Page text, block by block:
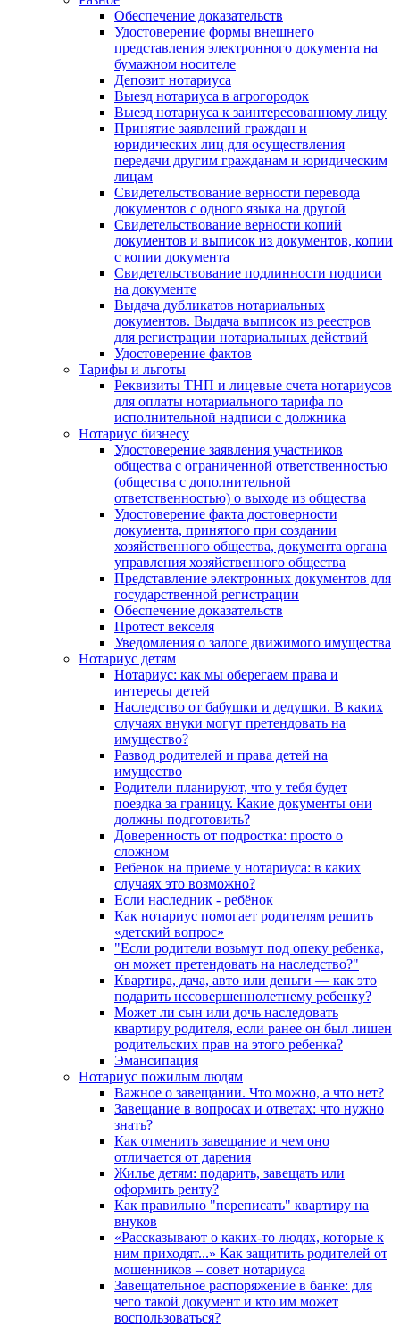
Обеспечение доказательств
Удостоверение формы внешнего
представления электронного документа на
бумажном носителе
Депозит нотариуса
Выезд нотариуса в агрогородок
Выезд нотариуса к заинтересованному лицу
Принятие заявлений граждан и
юридических лиц для осуществления
передачи другим гражданам и юридическим
лицам
Свидетельствование верности перевода
документов с одного языка на другой
Свидетельствование верности копий
документов и выписок из документов, копии
с копии документа
Свидетельствование подлинности подписи
на документе
Выдача дубликатов нотариальных
документов. Выдача выписок из реестров
для регистрации нотариальных действий
Удостоверение фактов
Тарифы и льготы
Реквизиты ТНП и лицевые счета нотариусов
для оплаты нотариального тарифа по
исполнительной надписи с должника
Нотариус бизнесу
Удостоверение заявления участников
общества с ограниченной ответственностью
(общества с дополнительной
ответственностью) о выходе из общества
Удостоверение факта достоверности
документа, принятого при создании
хозяйственного общества, документа органа
управления хозяйственного общества
Представление электронных документов для
государственной регистрации
Обеспечение доказательств
Протест векселя
Уведомления о залоге движимого имущества
Нотариус детям
Нотариус: как мы оберегаем права и
интересы детей
Наследство от бабушки и дедушки. В каких
случаях внуки могут претендовать на
имущество?
Развод родителей и права детей на
имущество
Родители планируют, что у тебя будет
поездка за границу. Какие документы они
должны подготовить?
Доверенность от подростка: просто о
сложном
Ребенок на приеме у нотариуса: в каких
случаях это возможно?
Если наследник - ребёнок
Как нотариус помогает родителям решить
«детский вопрос»
"Если родители возьмут под опеку ребенка,
он может претендовать на наследство?"
Квартира, дача, авто или деньги — как это
подарить несовершеннолетнему ребенку?
Может ли сын или дочь наследовать
квартиру родителя, если ранее он был лишен
родительских прав на этого ребенка?
Эмансипация
Нотариус пожилым людям
Важное о завещании. Что можно, а что нет?
Завещание в вопросах и ответах: что нужно
знать?
Как отменить завещание и чем оно
отличается от дарения
Жилье детям: подарить, завещать или
оформить ренту?
Как правильно "переписать" квартиру на
внуков
«Рассказывают о каких-то людях, которые к
ним приходят...» Как защитить родителей от
мошенников – совет нотариуса
Завещательное распоряжение в банке: для
чего такой документ и кто им может
воспользоваться?